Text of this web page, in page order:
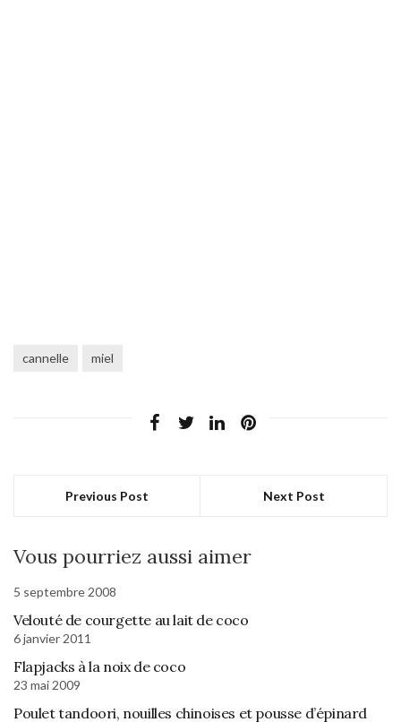
cannelle miel
Previous Post Next Post
Vous pourriez aussi aimer
5 septembre 2008
Velouté de courgette au lait de coco
6 janvier 2011
Flapjacks à la noix de coco
23 mai 2009
Poulet tandoori, nouilles chinoises et pousse d’épinard